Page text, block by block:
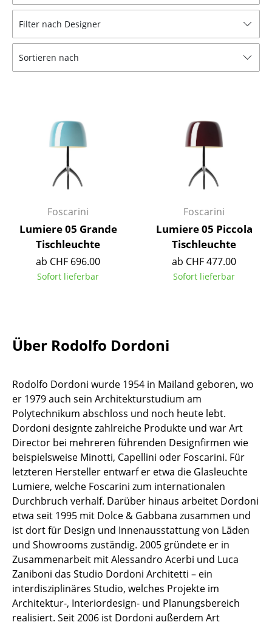
Bänke & Liegen
Sitzsäcke
Schaukelstühle
Bürodrehstühle
Konferenzstühle
Bürosessel
Einzelteile
... alle Sitzmöbel
Beistelltische
Schreibtische
Sekretäre & PC-Tische
Konferenztische
Stehtische & Stehpulte
Kindertische
Gartentische
Servierwagen
Einzelteile
... alle Tische
Aufbewahren
Filter nach Designer
Sortieren nach
Foscarini
Lumiere 05 Grande
Tischleuchte
ab CHF 696.00
Sofort lieferbar
Foscarini
Lumiere 05 Piccola
Tischleuchte
ab CHF 477.00
Sofort lieferbar
Über Rodolfo Dordoni
Rodolfo Dordoni wurde 1954 in Mailand geboren, wo
er 1979 auch sein Architekturstudium am
Polytechnikum abschloss und noch heute lebt.
Dordoni designte zahlreiche Produkte und war Art
Director bei mehreren führenden Designfirmen wie
beispielsweise Minotti, Capellini oder Foscarini. Für
letzteren Hersteller entwarf er etwa die Glasleuchte
Lumiere, welche Foscarini zum internationalen
Durchbruch verhalf. Darüber hinaus arbeitet Dordoni
etwa seit 1995 mit Dolce & Gabbana zusammen und
ist dort für Design und Innenausstattung von Läden
und Showrooms zuständig. 2005 gründete er in
Zusammenarbeit mit Alessandro Acerbi und Luca
Zaniboni das Studio Dordoni Architetti – ein
interdisziplinäres Studio, welches Projekte im
Architektur-, Interiordesign- und Planungsbereich
realisiert. Seit 2006 ist Dordoni außerdem Art